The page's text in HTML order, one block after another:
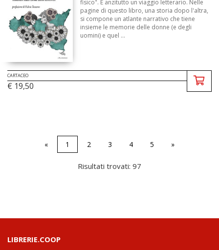
fisico". È anzitutto un viaggio letterario. Nelle
pagine di questo libro, una storia dopo l'altra,
si compone un atlante narrativo che tiene
insieme le memorie delle donne (e degli
uomini) e quel ...
CARTACEO
€ 19,50
« 1 2 3 4 5 »
Risultati trovati: 97
LIBRERIE.COOP